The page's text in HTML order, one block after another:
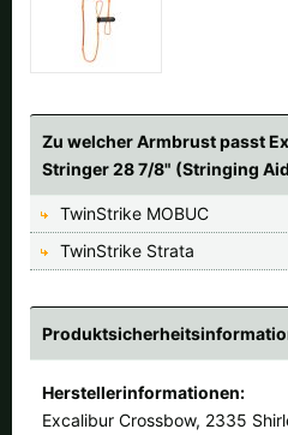
Zu welcher Armbrust passt
Stringer 28 7/8" (Stringing
TwinStrike MOBUC
TwinStrike Strata
Herstellerinformationen:
Excalibur Crossbow, 2335